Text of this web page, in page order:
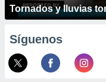
Tornados y lluvias
Síguenos